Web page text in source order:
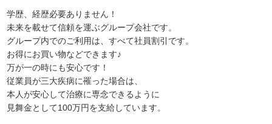
学歴、経歴必要ありません！
未来を載せて信頼を運ぶグループ会社です。
グループ内でのご利用は、すべて社員割引です。
お得にお買い物などできます♪
万が一の時にも安心です！
従業員が三大疾病に罹った場合は、
本人が安心して治療に専念できるように
見舞金として100万円を支給しています。